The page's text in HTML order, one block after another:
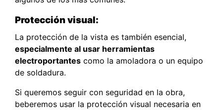
Protección visual:
La protección de la vista es también esencial,
especialmente al usar herramientas
electroportantes como la amoladora o un equipo
de soldadura.
Si queremos seguir con seguridad en la obra,
beberemos usar la protección visual necesaria en